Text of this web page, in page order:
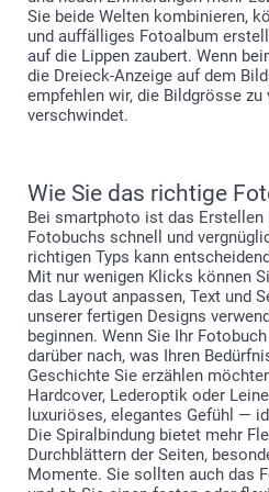
Sie beide Welten kombinieren,
und auffälliges Fotoalbum
auf die Lippen zaubert. Wenn
die Dreieck-Anzeige auf dem
empfehlen wir, die Bildgrösse zu
verschwindet.
Wie Sie das richtige
Bei smartphoto ist das
Fotobuchs schnell und
richtigen Typs kann
Mit nur wenigen Klicks können
das Layout anpassen, Text und
unserer fertigen Designs
beginnen. Wenn Sie Ihr
darüber nach, was Ihren
Geschichte Sie erzählen
Hardcover, Lederoptik oder
luxuriöses, elegantes Gefühl —
Die Spiralbindung bietet mehr
Durchblättern der Seiten,
Momente. Sie sollten auch das